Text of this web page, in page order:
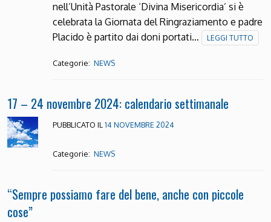
nell’Unità Pastorale ‘Divina Misericordia’ si è
celebrata la Giornata del Ringraziamento e padre
Placido è partito dai doni portati…
LEGGI TUTTO
Categorie: NEWS
17 – 24 novembre 2024: calendario settimanale
PUBBLICATO IL 14 NOVEMBRE 2024
Categorie: NEWS
“Sempre possiamo fare del bene, anche con piccole
cose”